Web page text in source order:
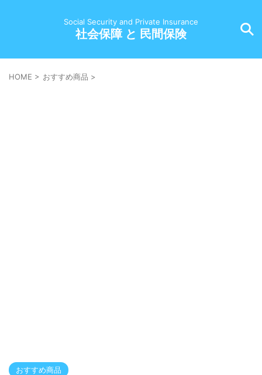
Social Security and Private Insurance
社会保障 と 民間保険
HOME > おすすめ商品 >
おすすめ商品